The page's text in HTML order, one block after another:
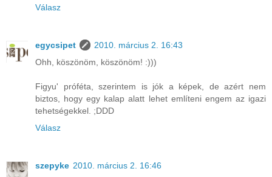
Válasz
egycsipet
2010. március 2. 16:43
Ohh, köszönöm, köszönöm! :)))
Figyu' próféta, szerintem is jók a képek, de azért nem
biztos, hogy egy kalap alatt lehet említeni engem az igazi
tehetségekkel. ;DDD
Válasz
szepyke 2010. március 2. 16:46